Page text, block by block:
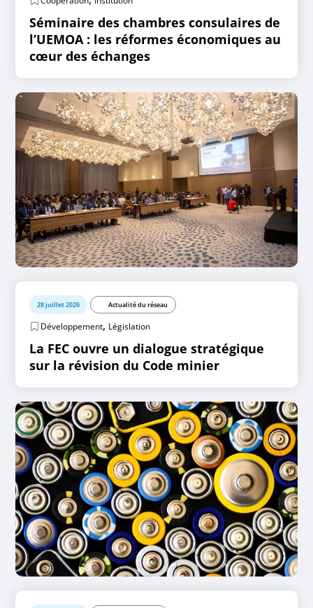
Séminaire des chambres consulaires de
l’UEMOA : les réformes économiques au
cœur des échanges
28 juillet 2026 Actualité du réseau
Développement, Législation
La FEC ouvre un dialogue stratégique
sur la révision du Code minier